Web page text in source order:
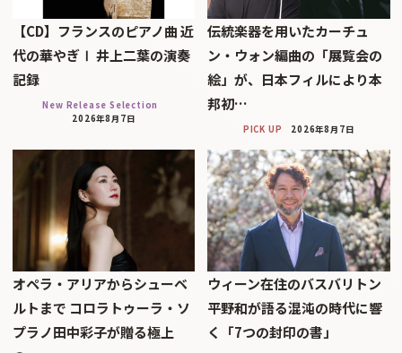
【CD】フランスのピアノ曲 近
代の華やぎⅠ 井上二葉の演奏
記録
New Release Selection
2026年8月7日
伝統楽器を用いたカーチュ
ン・ウォン編曲の「展覧会の
絵」が、日本フィルにより本
邦初…
PICK UP 2026年8月7日
オペラ・アリアからシューベ
ルトまで コロラトゥーラ・ソ
プラノ田中彩子が贈る極上
ウィーン在住のバスバリトン
平野和が語る混沌の時代に響
く「7つの封印の書」